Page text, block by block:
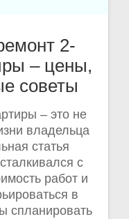
2-
– цены,
советы
– это не
владельца
статья
с
работ и
в
спланировать